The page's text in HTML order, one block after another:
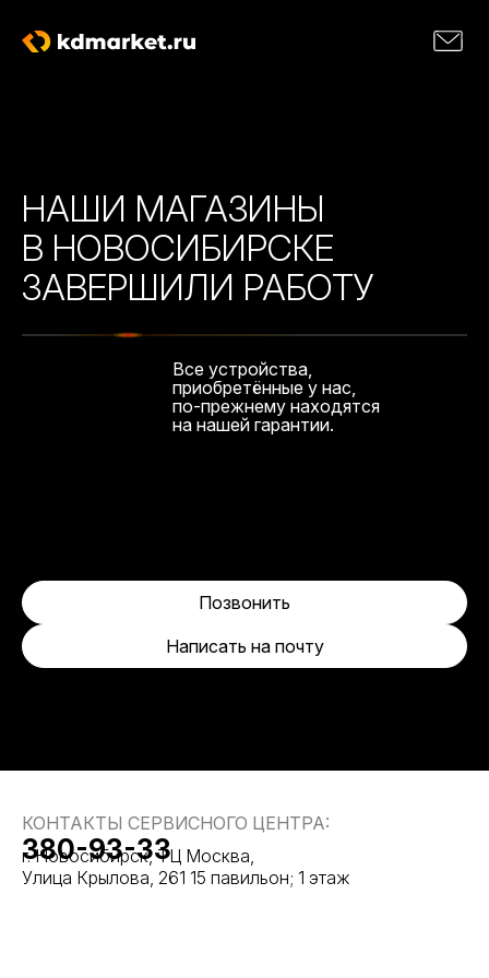
НАШИ МАГАЗИНЫ
В НОВОСИБИРСКЕ
ЗАВЕРШИЛИ РАБОТУ
Все устройства,
приобретённые у нас,
по-прежнему находятся
на нашей гарантии.
Написать на почту
Позвонить
КОНТАКТЫ СЕРВИСНОГО ЦЕНТРА:
г. Новосибирск, ТЦ Москва,
Улица Крылова, 261 15 павильон; 1 этаж
380-93-33